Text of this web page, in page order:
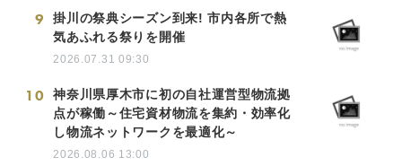
9
掛川の祭典シーズン到来! 市内各所で熱
気あふれる祭りを開催
2026.07.31 09:30
10
神奈川県厚木市に初の自社運営型物流拠
点が稼働～住宅資材物流を集約・効率化
し物流ネットワークを最適化～
2026.08.06 13:00